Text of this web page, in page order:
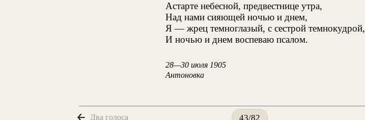
Астарте небесной, предвестнице утра,
Над нами сияющей ночью и днем,
Я — жрец темноглазый, с сестрой темнокудрой,
И ночью и днем воспеваю псалом.
28—30 июля 1905
Антоновка
Два голоса 43/82